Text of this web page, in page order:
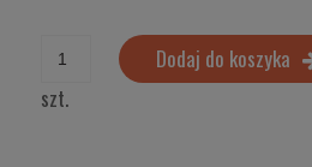
szt.
Dodaj do koszyka